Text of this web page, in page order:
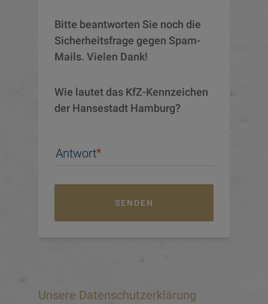
Bitte beantworten Sie noch die
Sicherheitsfrage gegen Spam-
Mails. Vielen Dank!
Wie lautet das KfZ-Kennzeichen
der Hansestadt Hamburg?
Antwort
SENDEN
Unsere Datenschutzerklärung